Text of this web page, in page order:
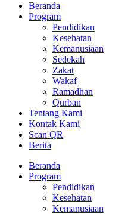
Beranda
Program
Pendidikan
Kesehatan
Kemanusiaan
Sedekah
Zakat
Wakaf
Ramadhan
Qurban
Tentang Kami
Kontak Kami
Scan QR
Berita
Beranda
Program
Pendidikan
Kesehatan
Kemanusiaan